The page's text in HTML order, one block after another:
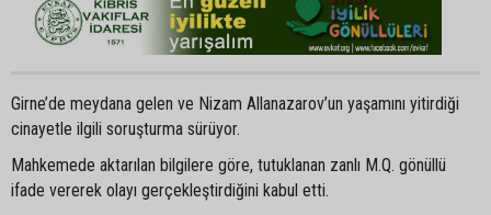
Girne’de meydana gelen ve Nizam Allanazarov’un yaşamını yitirdiği
cinayetle ilgili soruşturma sürüyor.
Mahkemede aktarılan bilgilere göre, tutuklanan zanlı M.Q. gönüllü
ifade vererek olayı gerçekleştirdiğini kabul etti.